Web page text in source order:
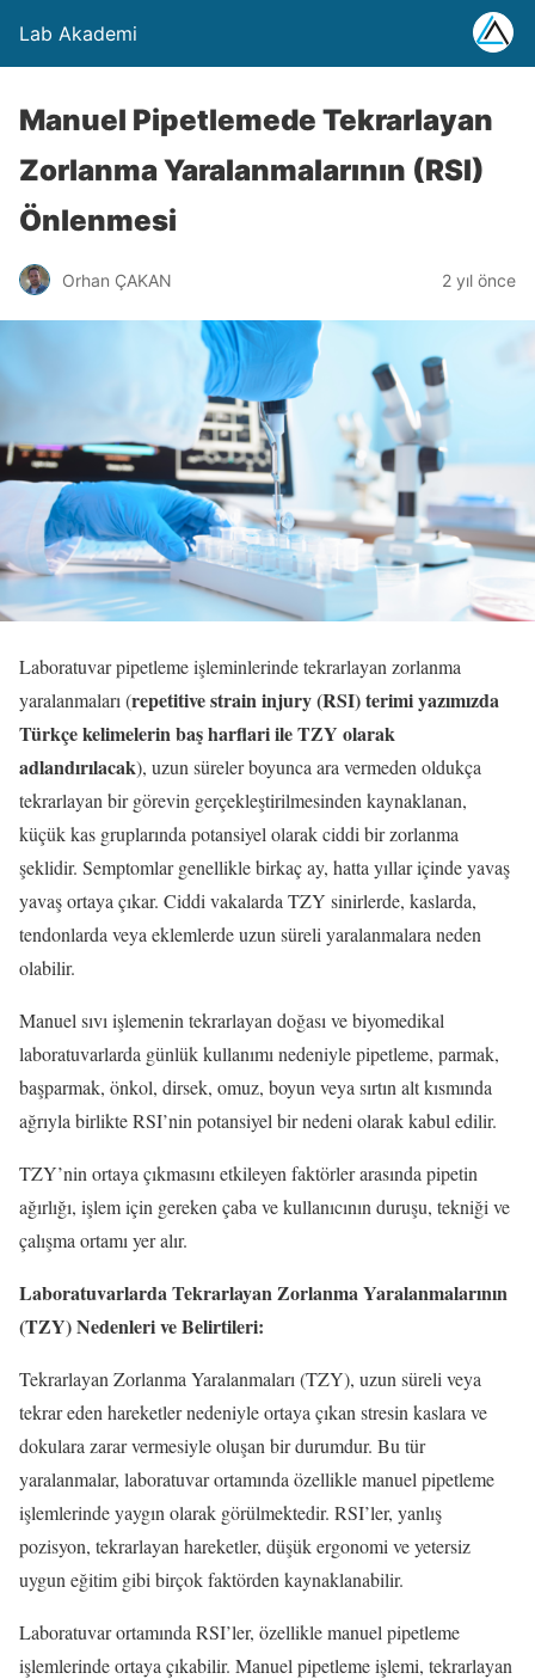
Lab Akademi
Manuel Pipetlemede Tekrarlayan
Zorlanma Yaralanmalarının (RSI)
Önlenmesi
Orhan ÇAKAN 2 yıl önce
Laboratuvar pipetleme işleminlerinde tekrarlayan zorlanma
yaralanmaları (repetitive strain injury (RSI) terimi yazımızda
Türkçe kelimelerin baş harflari ile TZY olarak
adlandırılacak), uzun süreler boyunca ara vermeden oldukça
tekrarlayan bir görevin gerçekleştirilmesinden kaynaklanan,
küçük kas gruplarında potansiyel olarak ciddi bir zorlanma
şeklidir. Semptomlar genellikle birkaç ay, hatta yıllar içinde yavaş
yavaş ortaya çıkar. Ciddi vakalarda TZY sinirlerde, kaslarda,
tendonlarda veya eklemlerde uzun süreli yaralanmalara neden
olabilir.
Manuel sıvı işlemenin tekrarlayan doğası ve biyomedikal
laboratuvarlarda günlük kullanımı nedeniyle pipetleme, parmak,
başparmak, önkol, dirsek, omuz, boyun veya sırtın alt kısmında
ağrıyla birlikte RSI’nin potansiyel bir nedeni olarak kabul edilir.
TZY’nin ortaya çıkmasını etkileyen faktörler arasında pipetin
ağırlığı, işlem için gereken çaba ve kullanıcının duruşu, tekniği ve
çalışma ortamı yer alır.
Laboratuvarlarda Tekrarlayan Zorlanma Yaralanmalarının
(TZY) Nedenleri ve Belirtileri:
Tekrarlayan Zorlanma Yaralanmaları (TZY), uzun süreli veya
tekrar eden hareketler nedeniyle ortaya çıkan stresin kaslara ve
dokulara zarar vermesiyle oluşan bir durumdur. Bu tür
yaralanmalar, laboratuvar ortamında özellikle manuel pipetleme
işlemlerinde yaygın olarak görülmektedir. RSI’ler, yanlış
pozisyon, tekrarlayan hareketler, düşük ergonomi ve yetersiz
uygun eğitim gibi birçok faktörden kaynaklanabilir.
Laboratuvar ortamında RSI’ler, özellikle manuel pipetleme
işlemlerinde ortaya çıkabilir. Manuel pipetleme işlemi, tekrarlayan